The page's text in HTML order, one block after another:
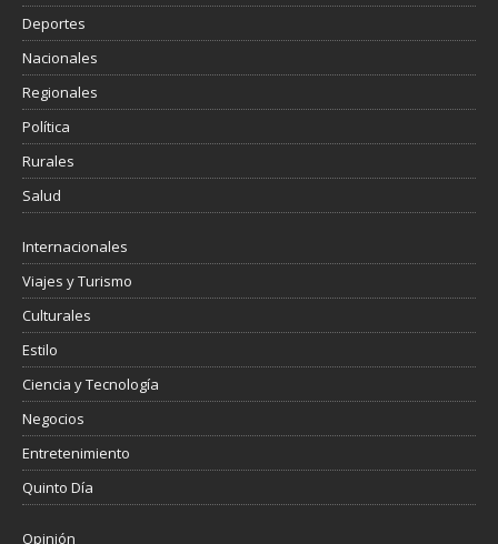
Deportes
Nacionales
Regionales
Política
Rurales
Salud
Internacionales
Viajes y Turismo
Culturales
Estilo
Ciencia y Tecnología
Negocios
Entretenimiento
Quinto Día
Opinión